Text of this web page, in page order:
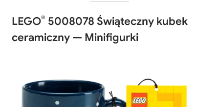
LEGO® 5008078 Świąteczny kubek
ceramiczny — Minifigurki